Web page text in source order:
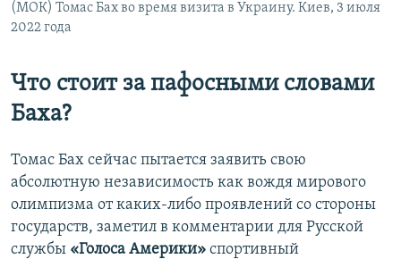
(МОК) Томас Бах во время визита в Украину. Киев, 3 июля
2022 года
Что стоит за пафосными словами
Баха?
Томас Бах сейчас пытается заявить свою
абсолютную независимость как вождя мирового
олимпизма от каких-либо проявлений со стороны
государств, заметил в комментарии для Русской
службы «Голоса Америки» спортивный